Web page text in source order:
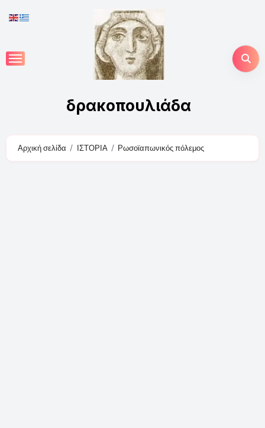
to
δρακοπουλιάδα
Αρχική σελίδα ΙΣΤΟΡΙΑ Ρωσοϊαπωνικός πόλεμος